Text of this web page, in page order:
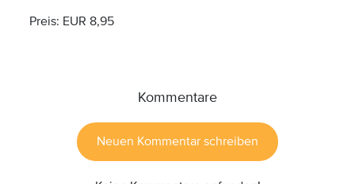
Preis: EUR 8,95
Kommentare
Neuen Kommentar schreiben